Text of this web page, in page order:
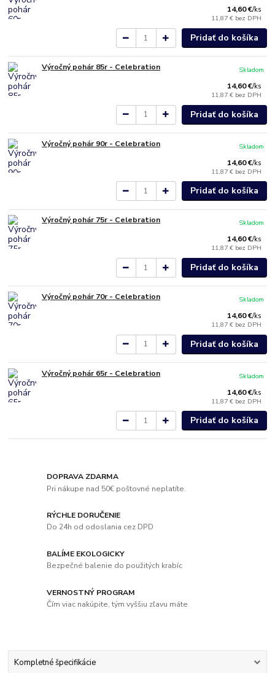
14,60 €/ks
11,87 € bez DPH
Pridať do košíka
Výročný pohár 85r - Celebration
14,60 €/ks
11,87 € bez DPH
Skladom
Pridať do košíka
Výročný pohár 90r - Celebration
14,60 €/ks
11,87 € bez DPH
Skladom
Pridať do košíka
Výročný pohár 75r - Celebration
14,60 €/ks
11,87 € bez DPH
Skladom
Pridať do košíka
Výročný pohár 70r - Celebration
14,60 €/ks
11,87 € bez DPH
Skladom
Pridať do košíka
Výročný pohár 65r - Celebration
14,60 €/ks
11,87 € bez DPH
Skladom
Pridať do košíka
DOPRAVA ZDARMA
Pri nákupe nad 50€ poštovné neplatíte.
RÝCHLE DORUČENIE
Do 24h od odoslania cez DPD
BALÍME EKOLOGICKY
Bezpečné balenie do použitých krabíc
VERNOSTNÝ PROGRAM
Čím viac nakúpite, tým vyššiu zľavu máte
Kompletné špecifikácie